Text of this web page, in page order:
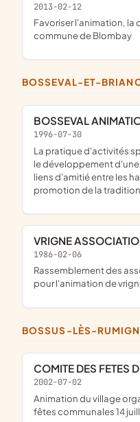
2013-02-12
favoriser l'animation, la convivialité et l'entente sur la
commune de Blombay
BOSSEVAL-ET-
BOSSEVAL
1996-07-30
La pratique d'activités sportives et culturelles favorisant
le développement
liens d'amitié entre les
promotion de la
VRIGNE
1986-02-06
rassemblement des associations et de la population
pour l'animation de
BOSSUS-LÈS-
COMITE DES
2002-07-02
animation du village organisation des fêtes patronales
fêtes communales 14